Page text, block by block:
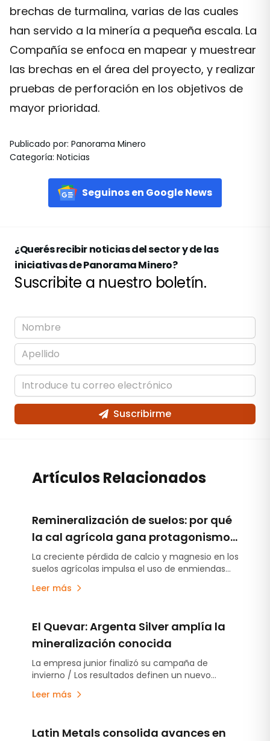
brechas de turmalina, varias de las cuales
han servido a la minería a pequeña escala. La
Compañía se enfoca en mapear y muestrear
las brechas en el área del proyecto, y realizar
pruebas de perforación en los objetivos de
mayor prioridad.
Publicado por: Panorama Minero
Categoría: Noticias
Seguinos en Google News
¿Querés recibir noticias del sector y de las
iniciativas de Panorama Minero?
Suscribite a nuestro boletín.
Suscribirme
Artículos Relacionados
Remineralización de suelos: por qué
la cal agrícola gana protagonismo
en la reposición de nutrientes
La creciente pérdida de calcio y magnesio en los
suelos agrícolas impulsa el uso de enmiendas
minerales para mejorar la fertilidad, corregir la
acidez y aumentar la eficiencia de los sistemas
Leer más
El Quevar: Argenta Silver amplía la
mineralización conocida
La empresa junior finalizó su campaña de
invierno / Los resultados definen un nuevo
objetivo de exploración.
Leer más
Latin Metals consolida avances en